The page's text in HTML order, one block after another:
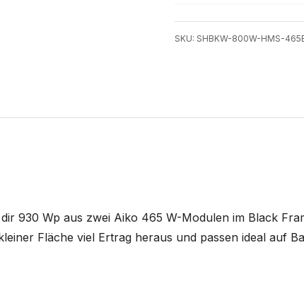
SKU: SHBKW-800W-HMS-
930 Wp aus zwei Aiko 465 W-Modulen im Black
Fläche viel Ertrag heraus und passen ideal auf